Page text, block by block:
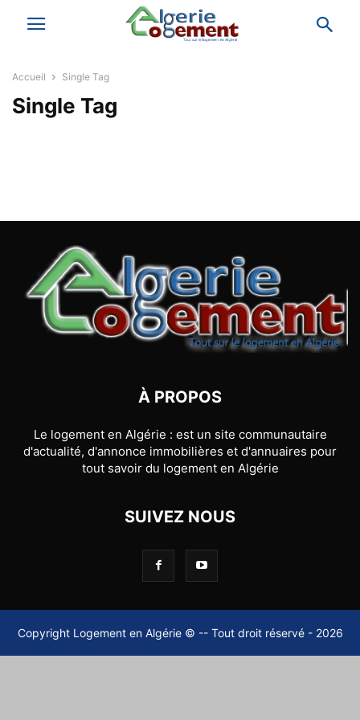
Accueil Single Tag
Single Tag
À PROPOS
Le logement en Algérie : est un site communautaire
d'actualité, d'annonce immobilières et d'annuaires pour
tout savoir du logement en Algérie
SUIVEZ NOUS
Copyright Logement en Algérie © -- Tout droit réservé - 2026